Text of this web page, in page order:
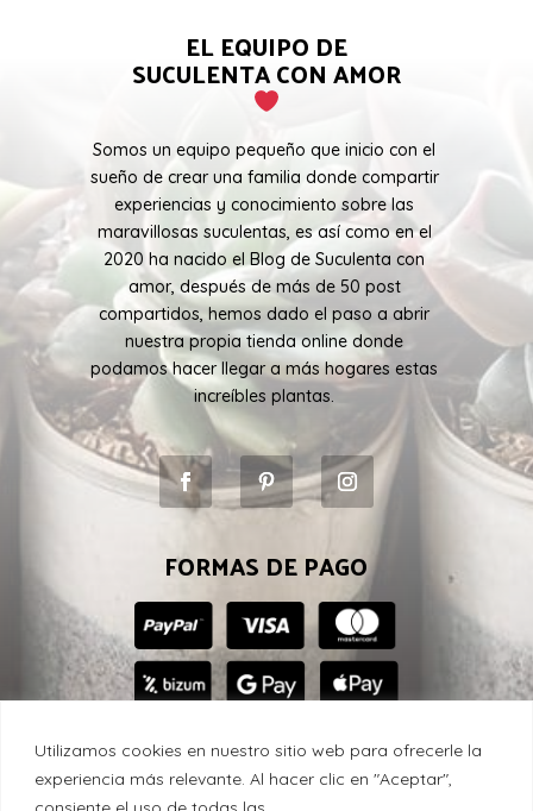
Utilizamos cookies en nuestro sitio web para ofrecerle la
experiencia más relevante. Al hacer clic en "Aceptar",
EL EQUIPO DE
SUCULENTA CON AMOR
Somos un equipo pequeño que inicio con el
sueño de crear una familia donde compartir
experiencias y conocimiento sobre las
maravillosas suculentas, es así como en el
2020 ha nacido el Blog de Suculenta con
amor, después de más de 50 post
compartidos, hemos dado el paso a abrir
nuestra propia tienda online donde
podamos hacer llegar a más hogares estas
increíbles plantas.
FORMAS DE PAGO